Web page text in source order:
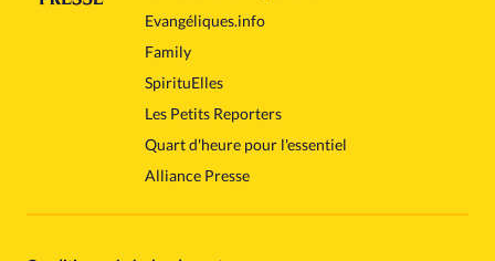
Evangéliques.info
Family
SpirituElles
Les Petits Reporters
Quart d'heure pour l'essentiel
Alliance Presse